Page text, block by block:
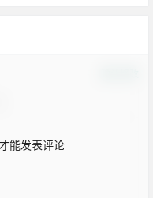
能发表评论